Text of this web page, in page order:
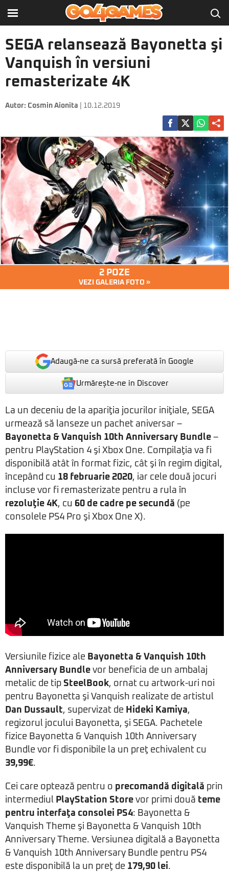
SEGA relansează Bayonetta şi
Vanquish în versiuni
remasterizate 4K
Autor: Cosmin Aionita | 10.12.2019
2 POZE
VEZI GALERIA FOTO »
Adaugă-ne ca sursă preferată în Google
Urmărește-ne in Discover
La un deceniu de la apariţia jocurilor iniţiale, SEGA
urmează să lanseze un pachet aniversar –
Bayonetta & Vanquish 10th Anniversary Bundle –
pentru PlayStation 4 şi Xbox One. Compilaţia va fi
disponibilă atât în format fizic, cât şi în regim digital,
începând cu 18 februarie 2020, iar cele două jocuri
incluse vor fi remasterizate pentru a rula în
rezoluţie 4K, cu 60 de cadre pe secundă (pe
consolele PS4 Pro şi Xbox One X).
Versiunile fizice ale Bayonetta & Vanquish 10th
Anniversary Bundle vor beneficia de un ambalaj
metalic de tip SteelBook, ornat cu artwork-uri noi
pentru Bayonetta şi Vanquish realizate de artistul
Dan Dussault, supervizat de Hideki Kamiya,
regizorul jocului Bayonetta, şi SEGA. Pachetele
fizice Bayonetta & Vanquish 10th Anniversary
Bundle vor fi disponibile la un preţ echivalent cu
39,99€.
Cei care optează pentru o precomandă digitală prin
intermediul PlayStation Store vor primi două teme
pentru interfaţa consolei PS4: Bayonetta &
Vanquish Theme şi Bayonetta & Vanquish 10th
Anniversary Theme. Versiunea digitală a Bayonetta
& Vanquish 10th Anniversary Bundle pentru PS4
este disponibilă la un preţ de 179,90 lei.